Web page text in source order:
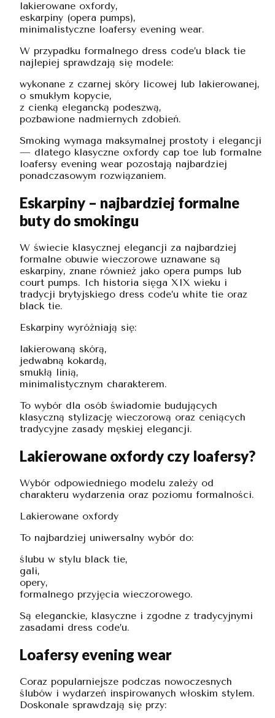
lakierowane oxfordy,
eskarpiny (opera pumps),
minimalistyczne loafersy evening wear.
W przypadku formalnego dress code’u black tie
najlepiej sprawdzają się modele:
wykonane z czarnej skóry licowej lub lakierowanej,
o smukłym kopycie,
z cienką elegancką podeszwą,
pozbawione nadmiernych zdobień.
Smoking wymaga maksymalnej prostoty i elegancji
— dlatego klasyczne oxfordy cap toe lub formalne
loafersy evening wear pozostają najbardziej
ponadczasowym rozwiązaniem.
Eskarpiny – najbardziej formalne
buty do smokingu
W świecie klasycznej elegancji za najbardziej
formalne obuwie wieczorowe uznawane są
eskarpiny, znane również jako opera pumps lub
court pumps. Ich historia sięga XIX wieku i
tradycji brytyjskiego dress code’u white tie oraz
black tie.
Eskarpiny wyróżniają się:
lakierowaną skórą,
jedwabną kokardą,
smukłą linią,
minimalistycznym charakterem.
To wybór dla osób świadomie budujących
klasyczną stylizację wieczorową oraz ceniących
tradycyjne zasady męskiej elegancji.
Lakierowane oxfordy czy loafersy?
Wybór odpowiedniego modelu zależy od
charakteru wydarzenia oraz poziomu formalności.
Lakierowane oxfordy
To najbardziej uniwersalny wybór do:
ślubu w stylu black tie,
gali,
opery,
formalnego przyjęcia wieczorowego.
Są eleganckie, klasyczne i zgodne z tradycyjnymi
zasadami dress code’u.
Loafersy evening wear
Coraz popularniejsze podczas nowoczesnych
ślubów i wydarzeń inspirowanych włoskim stylem.
Doskonale sprawdzają się przy: